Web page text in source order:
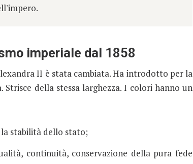
imperiale dal 1858
II è stata cambiata. Ha introdotto per la
della stessa larghezza. I colori hanno un
stabilità dello stato;
continuità, conservazione della pura fede